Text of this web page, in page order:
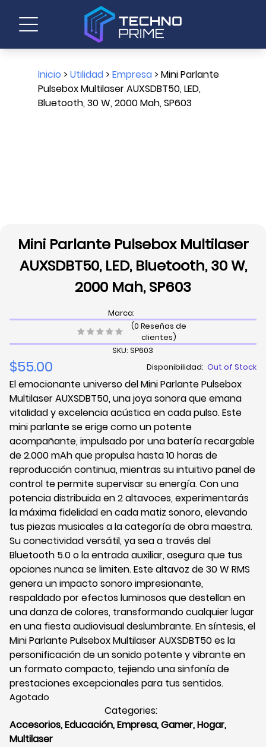
Inicio > Utilidad> Empresa> Mini Parlante
Pulsebox Multilaser AUXSDBT50, LED,
Bluetooth, 30 W, 2000 Mah, SP603
Mini Parlante Pulsebox Multilaser
AUXSDBT50, LED, Bluetooth, 30 W,
2000 Mah, SP603
Marca:
(0 Reseñas de
clientes)
SKU: SP603
$55.00 Disponibilidad: Out of Stock
El emocionante universo del Mini Parlante Pulsebox
Multilaser AUXSDBT50, una joya sonora que emana
vitalidad y excelencia acústica en cada pulso. Este
mini parlante se erige como un potente
acompañante, impulsado por una batería recargable
de 2.000 mAh que propulsa hasta 10 horas de
reproducción continua, mientras su intuitivo panel de
control te permite supervisar su energía. Con una
potencia distribuida en 2 altavoces, experimentarás
la máxima fidelidad en cada matiz sonoro, elevando
tus piezas musicales a la categoría de obra maestra.
Su conectividad versátil, ya sea a través del
Bluetooth 5.0 o la entrada auxiliar, asegura que tus
opciones nunca se limiten. Este altavoz de 30 W RMS
genera un impacto sonoro impresionante,
respaldado por efectos luminosos que destellan en
una danza de colores, transformando cualquier lugar
en una fiesta audiovisual deslumbrante. En síntesis, el
Mini Parlante Pulsebox Multilaser AUXSDBT50 es la
personificación de un sonido potente y vibrante en
un formato compacto, tejiendo una sinfonía de
prestaciones excepcionales para tus sentidos.
Agotado
Categories:
Accesorios,Educación,Empresa,Gamer,Hogar,
Multilaser